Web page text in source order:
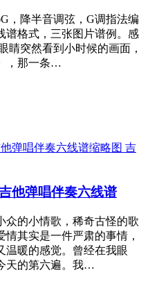
，降半音调弦，G调指法编
谱格式，三张图片谱例。感
睛突然看到小时候的画面，
，那一条…
吉
他弹唱伴奏六线谱
众的小情歌，稀奇古怪的歌
其实是一件严肃的事情，
温暖的感觉。曾经在我眼
天的第六遍。我…